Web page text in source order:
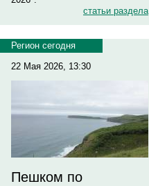
статьи раздела
Регион сегодня
22 Мая 2026, 13:30
Пешком по